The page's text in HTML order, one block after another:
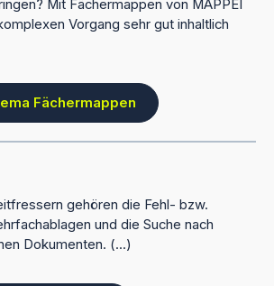
Mit Fächermappen von MAPPEI
Vorgang sehr gut inhaltlich
Fächermappen
gehören die Fehl- bzw.
und die Suche nach
Dokumenten. (...)